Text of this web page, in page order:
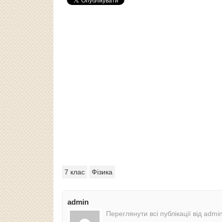
7 клас Фізика
admin
Переглянути всі публікації від